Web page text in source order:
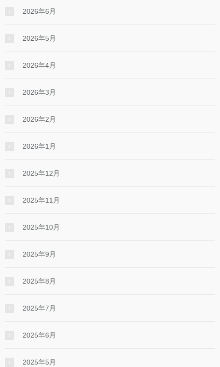
2026年6月
2026年5月
2026年4月
2026年3月
2026年2月
2026年1月
2025年12月
2025年11月
2025年10月
2025年9月
2025年8月
2025年7月
2025年6月
2025年5月